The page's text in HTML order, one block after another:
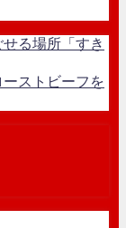
る場所「すき
ストビーフを